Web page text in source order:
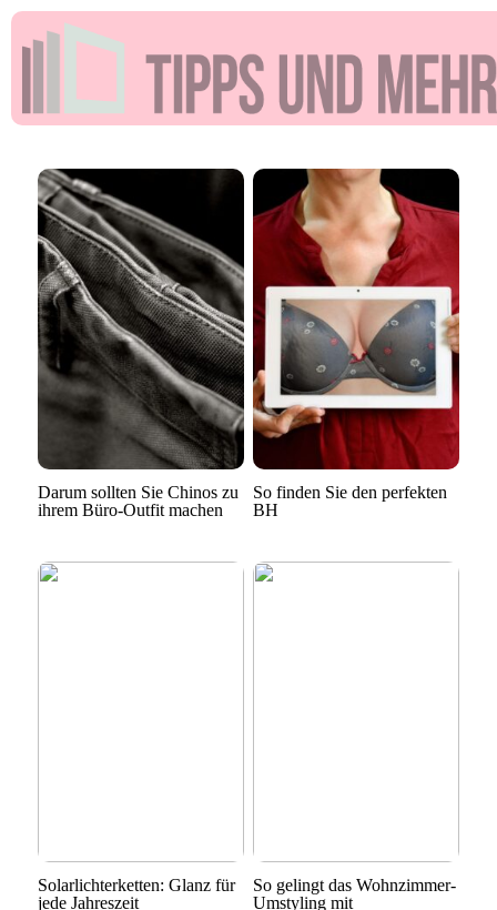
Darum sollten Sie Chinos zu
ihrem Büro-Outfit machen
So finden Sie den perfekten
BH
Solarlichterketten: Glanz für
jede Jahreszeit
So gelingt das Wohnzimmer-
Umstyling mit